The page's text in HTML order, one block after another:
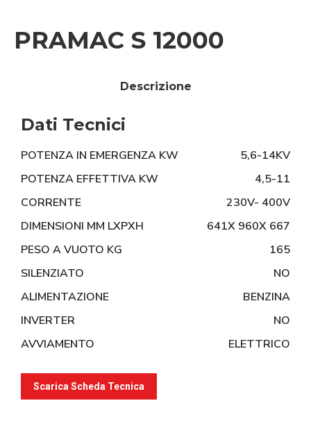
PRAMAC S 12000
Descrizione
Dati Tecnici
POTENZA IN EMERGENZA KW
5,6-14KV
POTENZA EFFETTIVA KW
4,5-11
CORRENTE
230V- 400V
DIMENSIONI MM LXPXH
641X 960X 667
PESO A VUOTO KG
165
SILENZIATO
NO
ALIMENTAZIONE
BENZINA
INVERTER
NO
AVVIAMENTO
ELETTRICO
Scarica Scheda Tecnica